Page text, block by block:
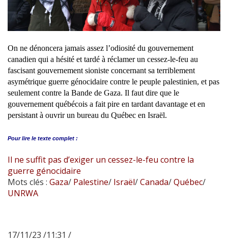
On ne dénoncera jamais assez l’odiosité du gouvernement
canadien qui a hésité et tardé à réclamer un cessez-le-feu au
fascisant gouvernement sioniste concernant sa terriblement
asymétrique guerre génocidaire contre le peuple palestinien, et pas
seulement contre la Bande de Gaza. Il faut dire que le
gouvernement québécois a fait pire en tardant davantage et en
persistant à ouvrir un bureau du Québec en Israël.
Pour lire le texte complet :
Il ne suffit pas d’exiger un cessez-le-feu contre la
guerre génocidaire
Mots clés : Gaza/ Palestine/ Israël/Canada/Québec/
UNRWA
17/11/23 /11:31 /